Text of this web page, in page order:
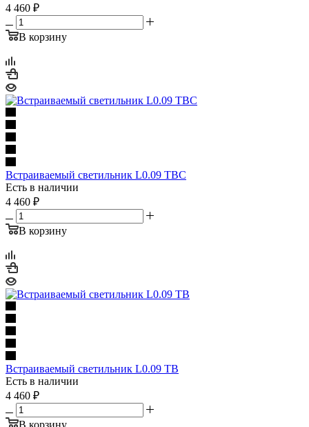
4 460 ₽
В корзину
Встраиваемый светильник L0.09 TBC
Есть в наличии
4 460 ₽
В корзину
Встраиваемый светильник L0.09 TB
Есть в наличии
4 460 ₽
В корзину